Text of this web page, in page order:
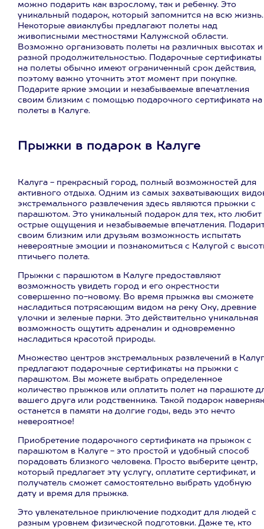
можно подарить как взрослому, так и ребенку. Это
уникальный подарок, который запомнится на всю жизнь.
Некоторые авиаклубы предлагают полеты над
живописными местностями Калужской области.
Возможно организовать полеты на различных высотах и
разной продолжительностью. Подарочные сертификаты
на полеты обычно имеют ограниченный срок действия,
поэтому важно уточнить этот момент при покупке.
Подарите яркие эмоции и незабываемые впечатления
своим близким с помощью подарочного сертификата на
полеты в Калуге.
Прыжки в подарок в Калуге
Калуга - прекрасный город, полный возможностей для
активного отдыха. Одним из самых захватывающих
экстремального развлечения здесь являются прыжки с
парашютом. Это уникальный подарок для тех, кто любит
острые ощущения и незабываемые впечатления.
своим близким или друзьям возможность испытать
невероятные эмоции и познакомиться с Калугой с
птичьего полета.
Прыжки с парашютом в Калуге предоставляют
возможность увидеть город и его окрестности
совершенно по-новому. Во время прыжка вы сможете
насладиться потрясающим видом на реку Оку, древние
улочки и зеленые парки. Это действительно уникальная
возможность ощутить адреналин и одновременно
насладиться красотой природы.
Множество центров экстремальных развлечений в
предлагают подарочные сертификаты на прыжки с
парашютом. Вы можете выбрать определенное
количество прыжков или оплатить полет на парашюте
вашего друга или родственника. Такой подарок
останется в памяти на долгие годы, ведь это нечто
невероятное!
Приобретение подарочного сертификата на прыжок с
парашютом в Калуге - это простой и удобный способ
порадовать близкого человека. Просто выберите центр,
который предлагает эту услугу, оплатите сертификат, и
получатель сможет самостоятельно выбрать удобную
дату и время для прыжка.
Это увлекательное приключение подходит для людей с
разным уровнем физической подготовки. Даже те, кто